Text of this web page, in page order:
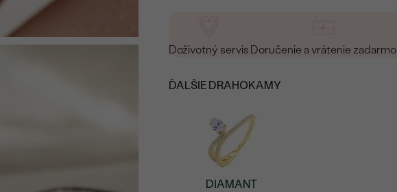
Doživotný servis Doručenie a vrátenie zadarmo
ĎALŠIE DRAHOKAMY
DIAMANT